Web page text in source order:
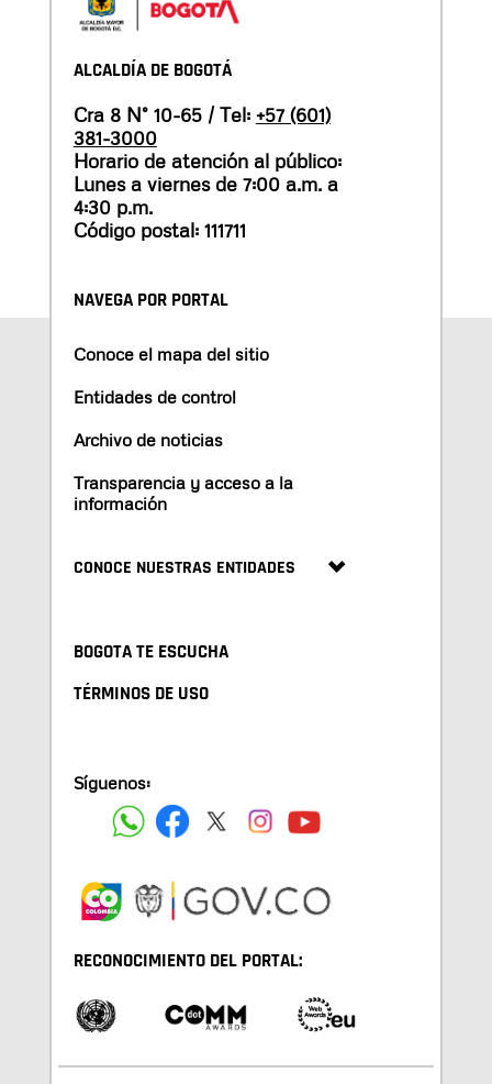
ALCALDÍA DE BOGOTÁ
Cra 8 N° 10-65 / Tel: +57 (601)
381-3000
Horario de atención al público:
Lunes a viernes de 7:00 a.m. a
4:30 p.m.
Código postal: 111711
NAVEGA POR PORTAL
Conoce el mapa del sitio
Entidades de control
Archivo de noticias
Transparencia y acceso a la
información
CONOCE NUESTRAS ENTIDADES
BOGOTA TE ESCUCHA
TÉRMINOS DE USO
Síguenos:
RECONOCIMIENTO DEL PORTAL: